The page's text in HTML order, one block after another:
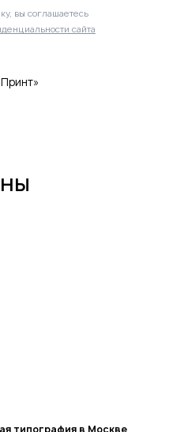
вы соглашаетесь
сайта